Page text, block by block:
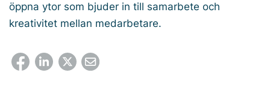
öppna ytor som bjuder in till samarbete och
kreativitet mellan medarbetare.